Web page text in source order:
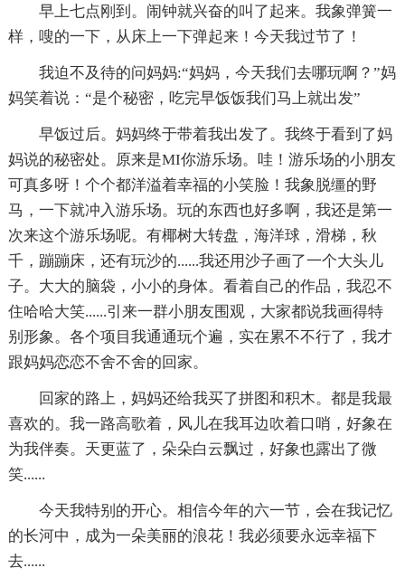
早上七点刚到。闹钟就兴奋的叫了起来。我象弹簧一
样，嗖的一下，从床上一下弹起来！今天我过节了！
我迫不及待的问妈妈:“妈妈，今天我们去哪玩啊？”妈
妈笑着说：“是个秘密，吃完早饭饭我们马上就出发”
早饭过后。妈妈终于带着我出发了。我终于看到了妈
妈说的秘密处。原来是MI你游乐场。哇！游乐场的小朋友
可真多呀！个个都洋溢着幸福的小笑脸！我象脱缰的野
马，一下就冲入游乐场。玩的东西也好多啊，我还是第一
次来这个游乐场呢。有椰树大转盘，海洋球，滑梯，秋
千，蹦蹦床，还有玩沙的......我还用沙子画了一个大头儿
子。大大的脑袋，小小的身体。看着自己的作品，我忍不
住哈哈大笑......引来一群小朋友围观，大家都说我画得特
别形象。各个项目我通通玩个遍，实在累不不行了，我才
跟妈妈恋恋不舍不舍的回家。
回家的路上，妈妈还给我买了拼图和积木。都是我最
喜欢的。我一路高歌着，风儿在我耳边吹着口哨，好象在
为我伴奏。天更蓝了，朵朵白云飘过，好象也露出了微
笑......
今天我特别的开心。相信今年的六一节，会在我记忆
的长河中，成为一朵美丽的浪花！我必须要永远幸福下
去......